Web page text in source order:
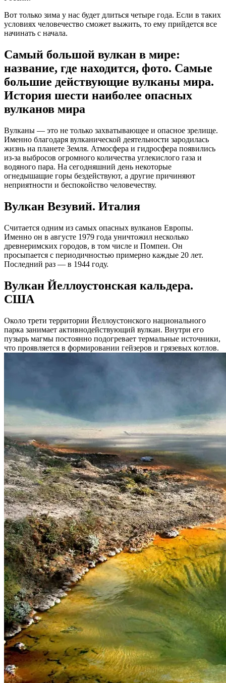
Вот только зима у нас будет длиться четыре года. Если в таких
условиях человечество сможет выжить, то ему прийдется все
начинать с начала.
Самый большой вулкан в мире:
название, где находится, фото. Самые
большие действующие вулканы мира.
История шести наиболее опасных
вулканов мира
Вулканы — это не только захватывающее и опасное зрелище.
Именно благодаря вулканической деятельности зародилась
жизнь на планете Земля. Атмосфера и гидросфера появились
из-за выбросов огромного количества углекислого газа и
водяного пара. На сегодняшний день некоторые
огнедышащие горы бездействуют, а другие причиняют
неприятности и беспокойство человечеству.
Вулкан Везувий. Италия
Считается одним из самых опасных вулканов Европы.
Именно он в августе 1979 года уничтожил несколько
древнеримских городов, в том числе и Помпеи. Он
просыпается с периодичностью примерно каждые 20 лет.
Последний раз — в 1944 году.
Вулкан Йеллоустонская кальдера.
США
Около трети территории Йеллоустонского национального
парка занимает активнодействующий вулкан. Внутри его
пузырь магмы постоянно подогревает термальные источники,
что проявляется в формировании гейзеров и грязевых котлов.